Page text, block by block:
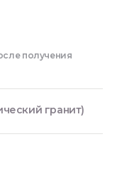
получения
гранит)